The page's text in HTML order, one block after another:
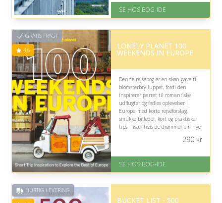
På lager
Levering: 1-3 hverdage -
Gratis fragt
på 4.6 ud af 5
SE HOS BOG-IDE
GRATIS FRAGT
4.6 LONELY PLANET 100
WEEKENDS IN EUROPE
Denne rejsebog er en skøn gave til
blomsterbrylluppet, fordi den
inspirerer parret til romantiske
udflugter og fælles oplevelser i
Europa med korte rejseforslag,
smukke billeder, kort og praktiske
tips – især hvis de drømmer om nye
Gratis fragt
på 4.6 ud af 5
290kr
SE HOS BOG-IDE
HURTIG LEVERING
BUCKET LIST - 500